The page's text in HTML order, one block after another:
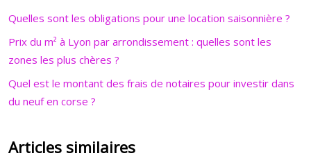
Quelles sont les obligations pour une location saisonnière ?
Prix du m² à Lyon par arrondissement : quelles sont les
zones les plus chères ?
Quel est le montant des frais de notaires pour investir dans
du neuf en corse ?
Articles similaires